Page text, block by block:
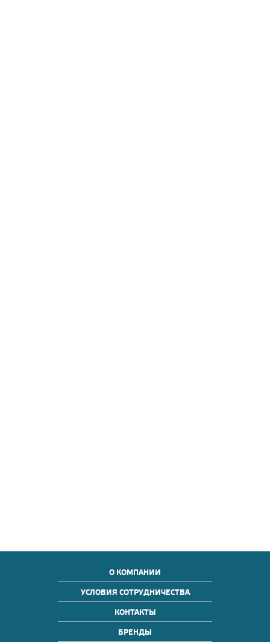
О КОМПАНИИ
УСЛОВИЯ СОТРУДНИЧЕСТВА
КОНТАКТЫ
БРЕНДЫ